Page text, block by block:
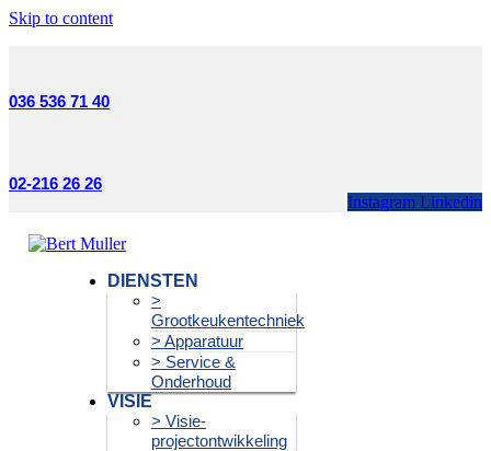
Skip to content
036 536 71 40
02-216 26 26
Instagram Linkedin
DIENSTEN
>
Grootkeukentechniek
> Apparatuur
> Service &
Onderhoud
VISIE
> Visie-
projectontwikkeling